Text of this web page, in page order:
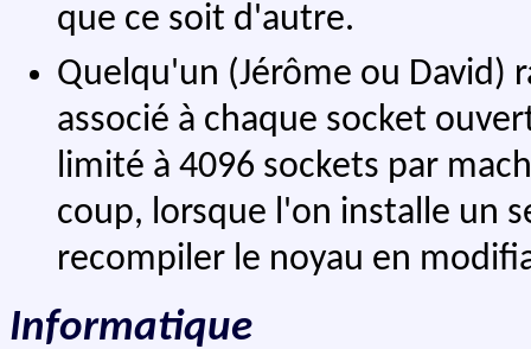
que ce soit d'autre.
Quelqu'un (Jérôme ou David)
associé à chaque socket
limité à 4096 sockets par
coup, lorsque l'on installe un
recompiler le noyau en
Informatique